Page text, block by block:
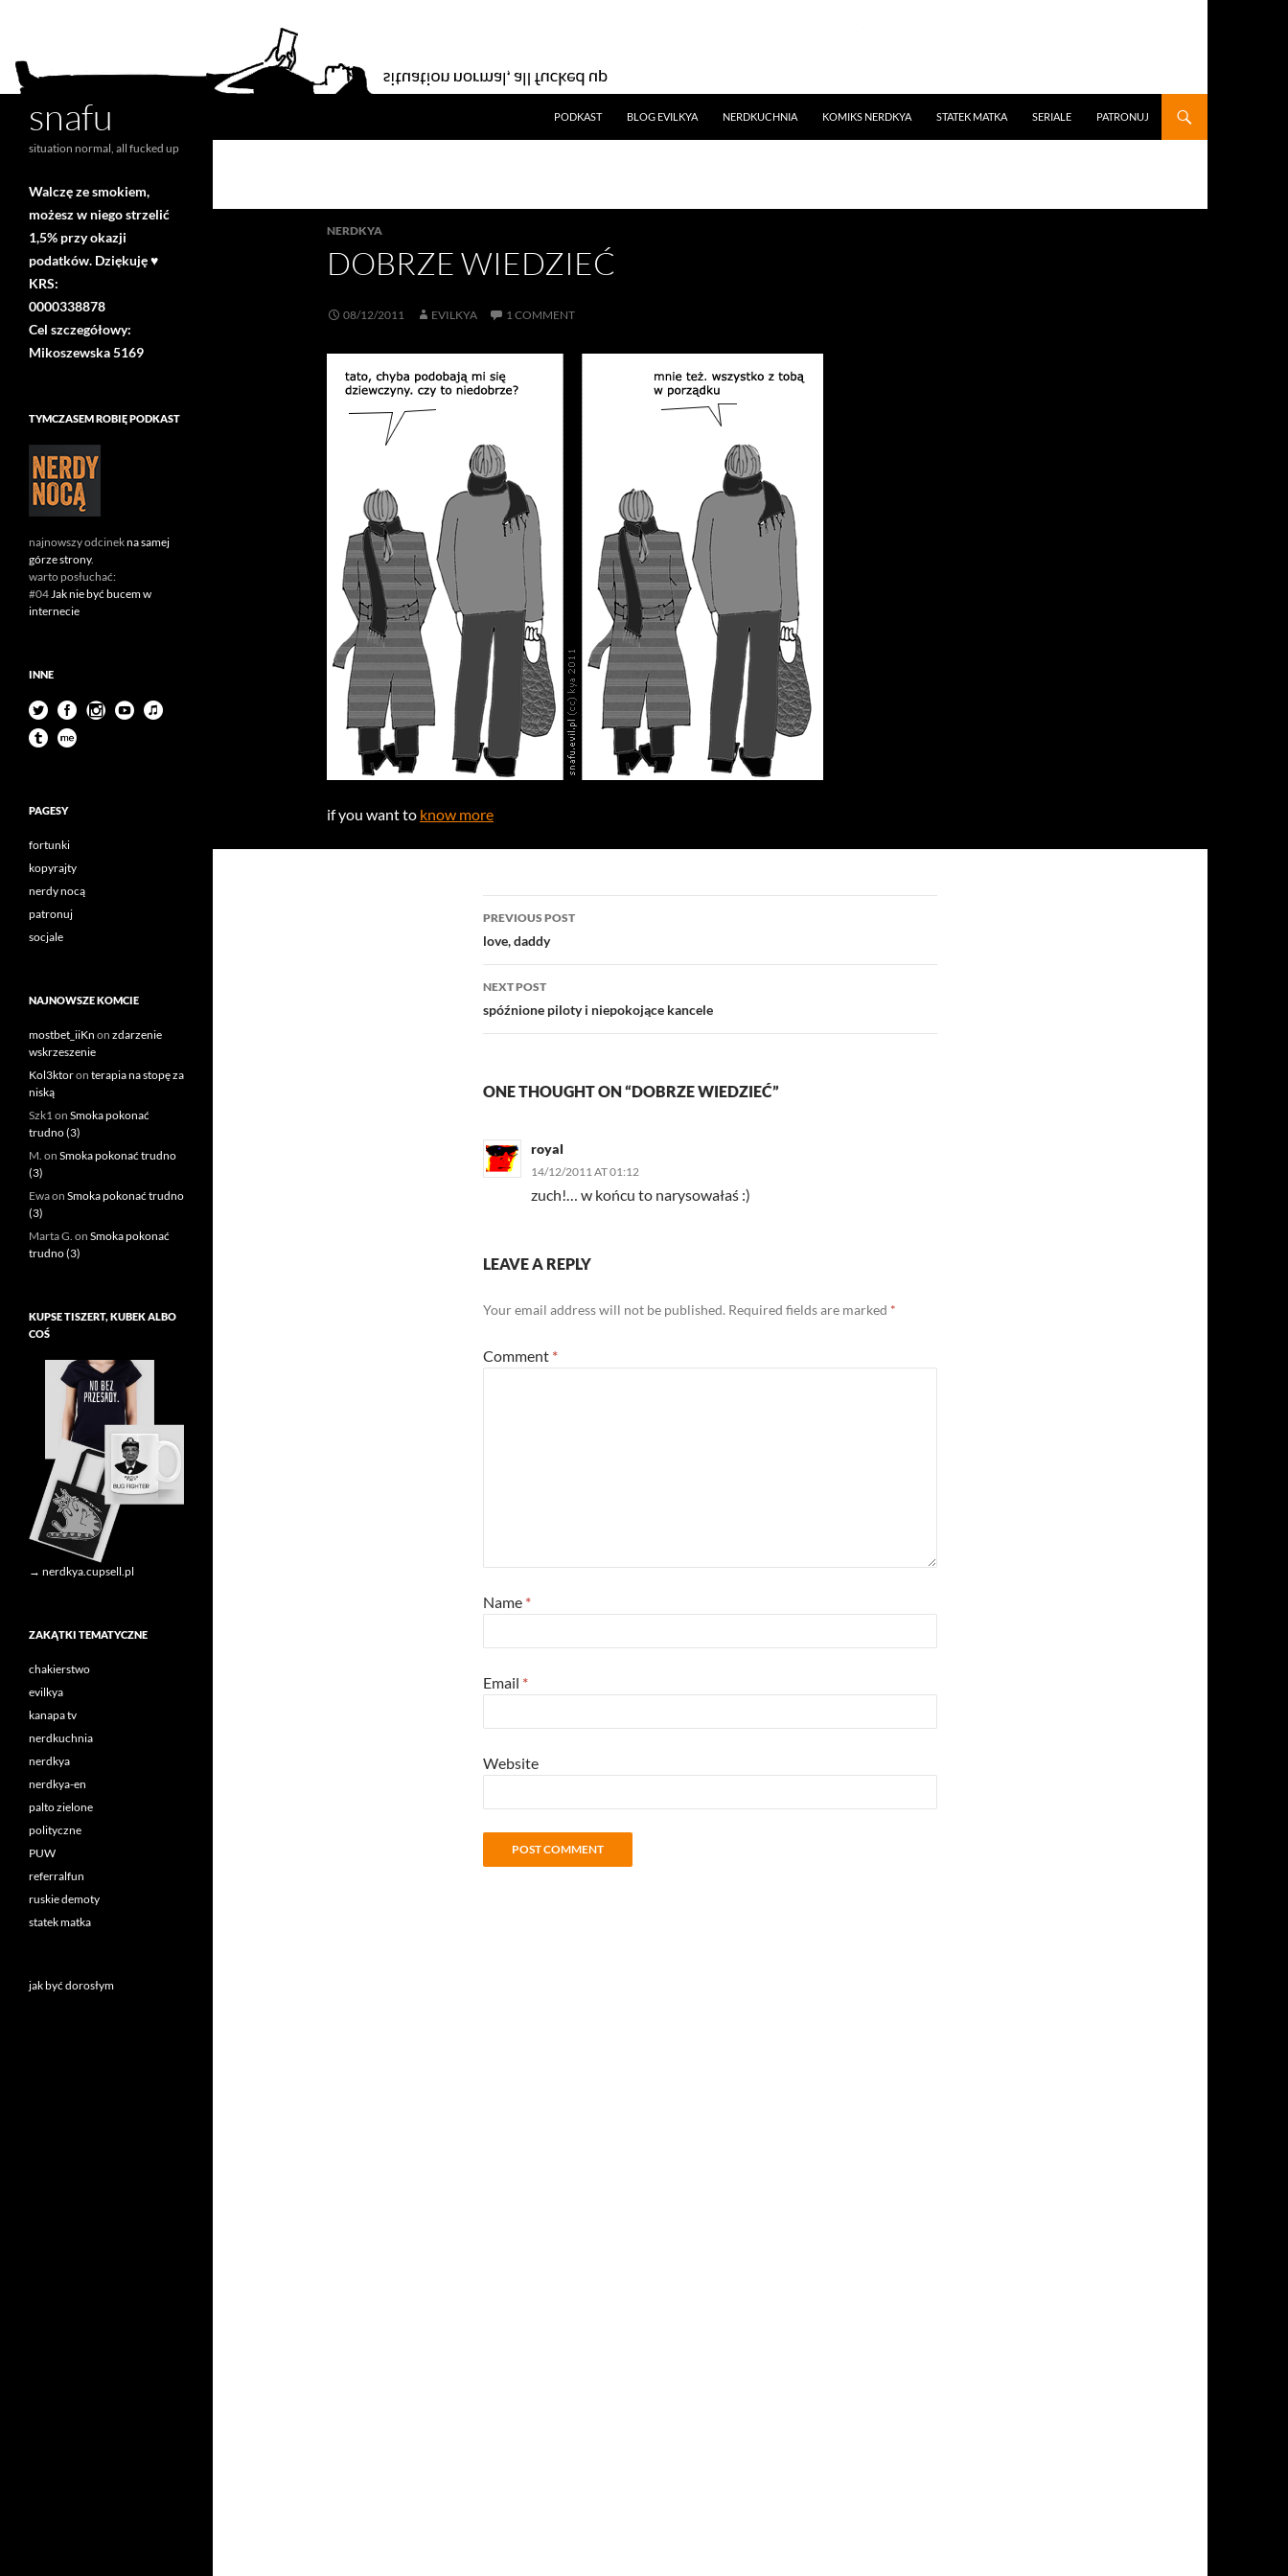
snafu
PODKAST
BLOG EVILKYA NERDKUCHNIA KOMIKS NERDKYA STATEK MATKA SERIALE PATRONUJ
NERDKYA
DOBRZE WIEDZIEĆ
08/12/2011 EVILKYA 1 COMMENT
if you want to know more
Post
navigation
PREVIOUS POST
love, daddy
NEXT POST
spóźnione piloty i niepokojące kancele
ONE THOUGHT ON “DOBRZE WIEDZIEĆ”
royal
14/12/2011 AT 01:12
zuch!… w końcu to narysowałaś :)
LEAVE A REPLY
Your email address will not be published. Required fields are marked *
Comment *
Name *
Email *
Website
situation normal, all fucked up
Walczę ze smokiem,
możesz w niego strzelić
1,5% przy okazji
podatków. Dziękuję ♥
KRS:
0000338878
Cel szczegółowy:
Mikoszewska 5169
TYMCZASEM ROBIĘ PODKAST
najnowszy odcinekna samej
górze strony.
warto posłuchać:
#04Jak nie być bucem w
internecie
INNE
PAGESY
fortunki
kopyrajty
nerdy nocą
patronuj
socjale
NAJNOWSZE KOMCIE
mostbet_iiKn on zdarzenie
wskrzeszenie
Kol3ktoron terapia na stopę za
niską
Szk1on Smoka pokonać
trudno (3)
M. on Smoka pokonać trudno
(3)
Ewaon Smoka pokonać trudno
(3)
Marta G. on Smoka pokonać
trudno (3)
KUPSE TISZERT, KUBEK ALBO
COŚ
→ nerdkya.cupsell.pl
ZAKĄTKI TEMATYCZNE
chakierstwo
evilkya
kanapa tv
nerdkuchnia
nerdkya
nerdkya-en
palto zielone
polityczne
PUW
referralfun
ruskie demoty
statek matka
jak być dorosłym